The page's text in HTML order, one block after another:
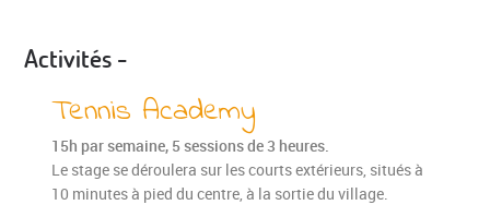
Activités -
Tennis Academy
15h par semaine, 5 sessions de 3 heures.
Le stage se déroulera sur les courts extérieurs, situés à
10 minutes à pied du centre, à la sortie du village.